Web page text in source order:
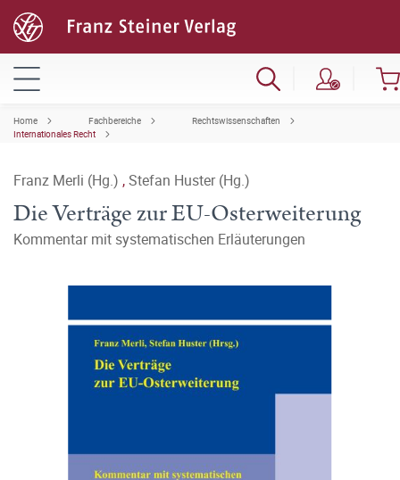
Home Fachbereiche
Rechtswissenschaften
Internationales Recht
Franz Merli (Hg.) ,Stefan Huster (Hg.)
Die Verträge zur EU-Osterweiterung
Kommentar mit systematischen Erläuterungen